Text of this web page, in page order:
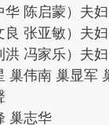
陈启蒙）夫
良 张亚敏）夫妇
洪 冯家乐）夫妇
巢伟南 巢显军
巢志华